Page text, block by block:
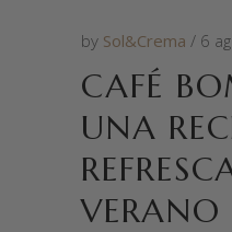
by Sol&Crema 6
CAFÉ
UNA
VERANO